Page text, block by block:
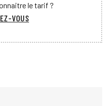
le tarif ?
VOUS